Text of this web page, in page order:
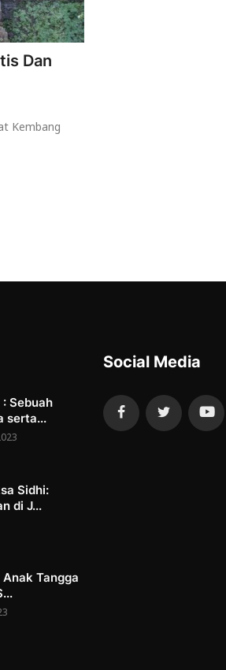
Dan
Kembang
Sebuah
serta...
Sidhi:
di J...
Tangga
Social Media